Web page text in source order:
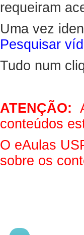
requeiram
Uma vez
Pesquisar
Tudo num
ATENÇÃO:
conteúdos
O eAulas
sobre os